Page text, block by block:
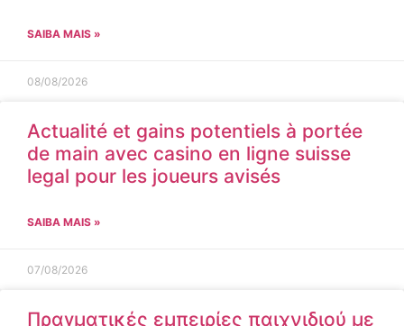
SAIBA MAIS »
08/08/2026
Actualité et gains potentiels à portée
de main avec casino en ligne suisse
legal pour les joueurs avisés
SAIBA MAIS »
07/08/2026
Πραγματικές εμπειρίες παιχνιδιού με